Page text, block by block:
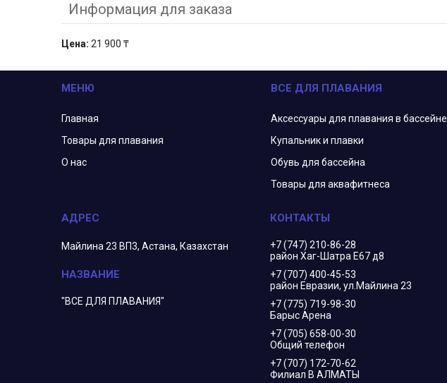
Информация для заказа
Цена: 21 900 ₸
МЕНЮ
Главная
Товары для плавания
О нас
ВСЕ ДЛЯ ПЛАВАНИЯ
Аксессуары для плавания в бассейне
Купальник и плавки
Обувь для бассейна
Товары для аквафитнеса
Майлина 23 ВП3, Астана, Казахстан
"ВСЕ ДЛЯ ПЛАВАНИЯ"
+7 (747) 210-86-28
район Хаг-Шатра Е67 д8
+7 (707) 400-45-53
район Евразии, ул.Майлина 23
+7 (775) 719-98-30
Барыс Арена
+7 (705) 658-00-30
Общий телефон
+7 (707) 172-70-62
Филиал В АЛМАТЫ